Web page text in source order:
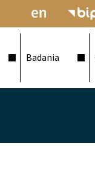
Badania